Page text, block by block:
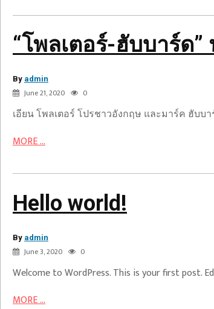
“โพลเตอร์-ฮับบาร์ด
By admin
June 21, 2020 0
อาร์บี
ซี
ริ
เทจ
เอียน โพลเตอร์ โปรชาวอังกฤษ และมาร์ค ฮับ
MORE ...
Hello world!
By admin
June 3, 2020 0
Hello
world!
Welcome to WordPress. This is your first post.
MORE ...